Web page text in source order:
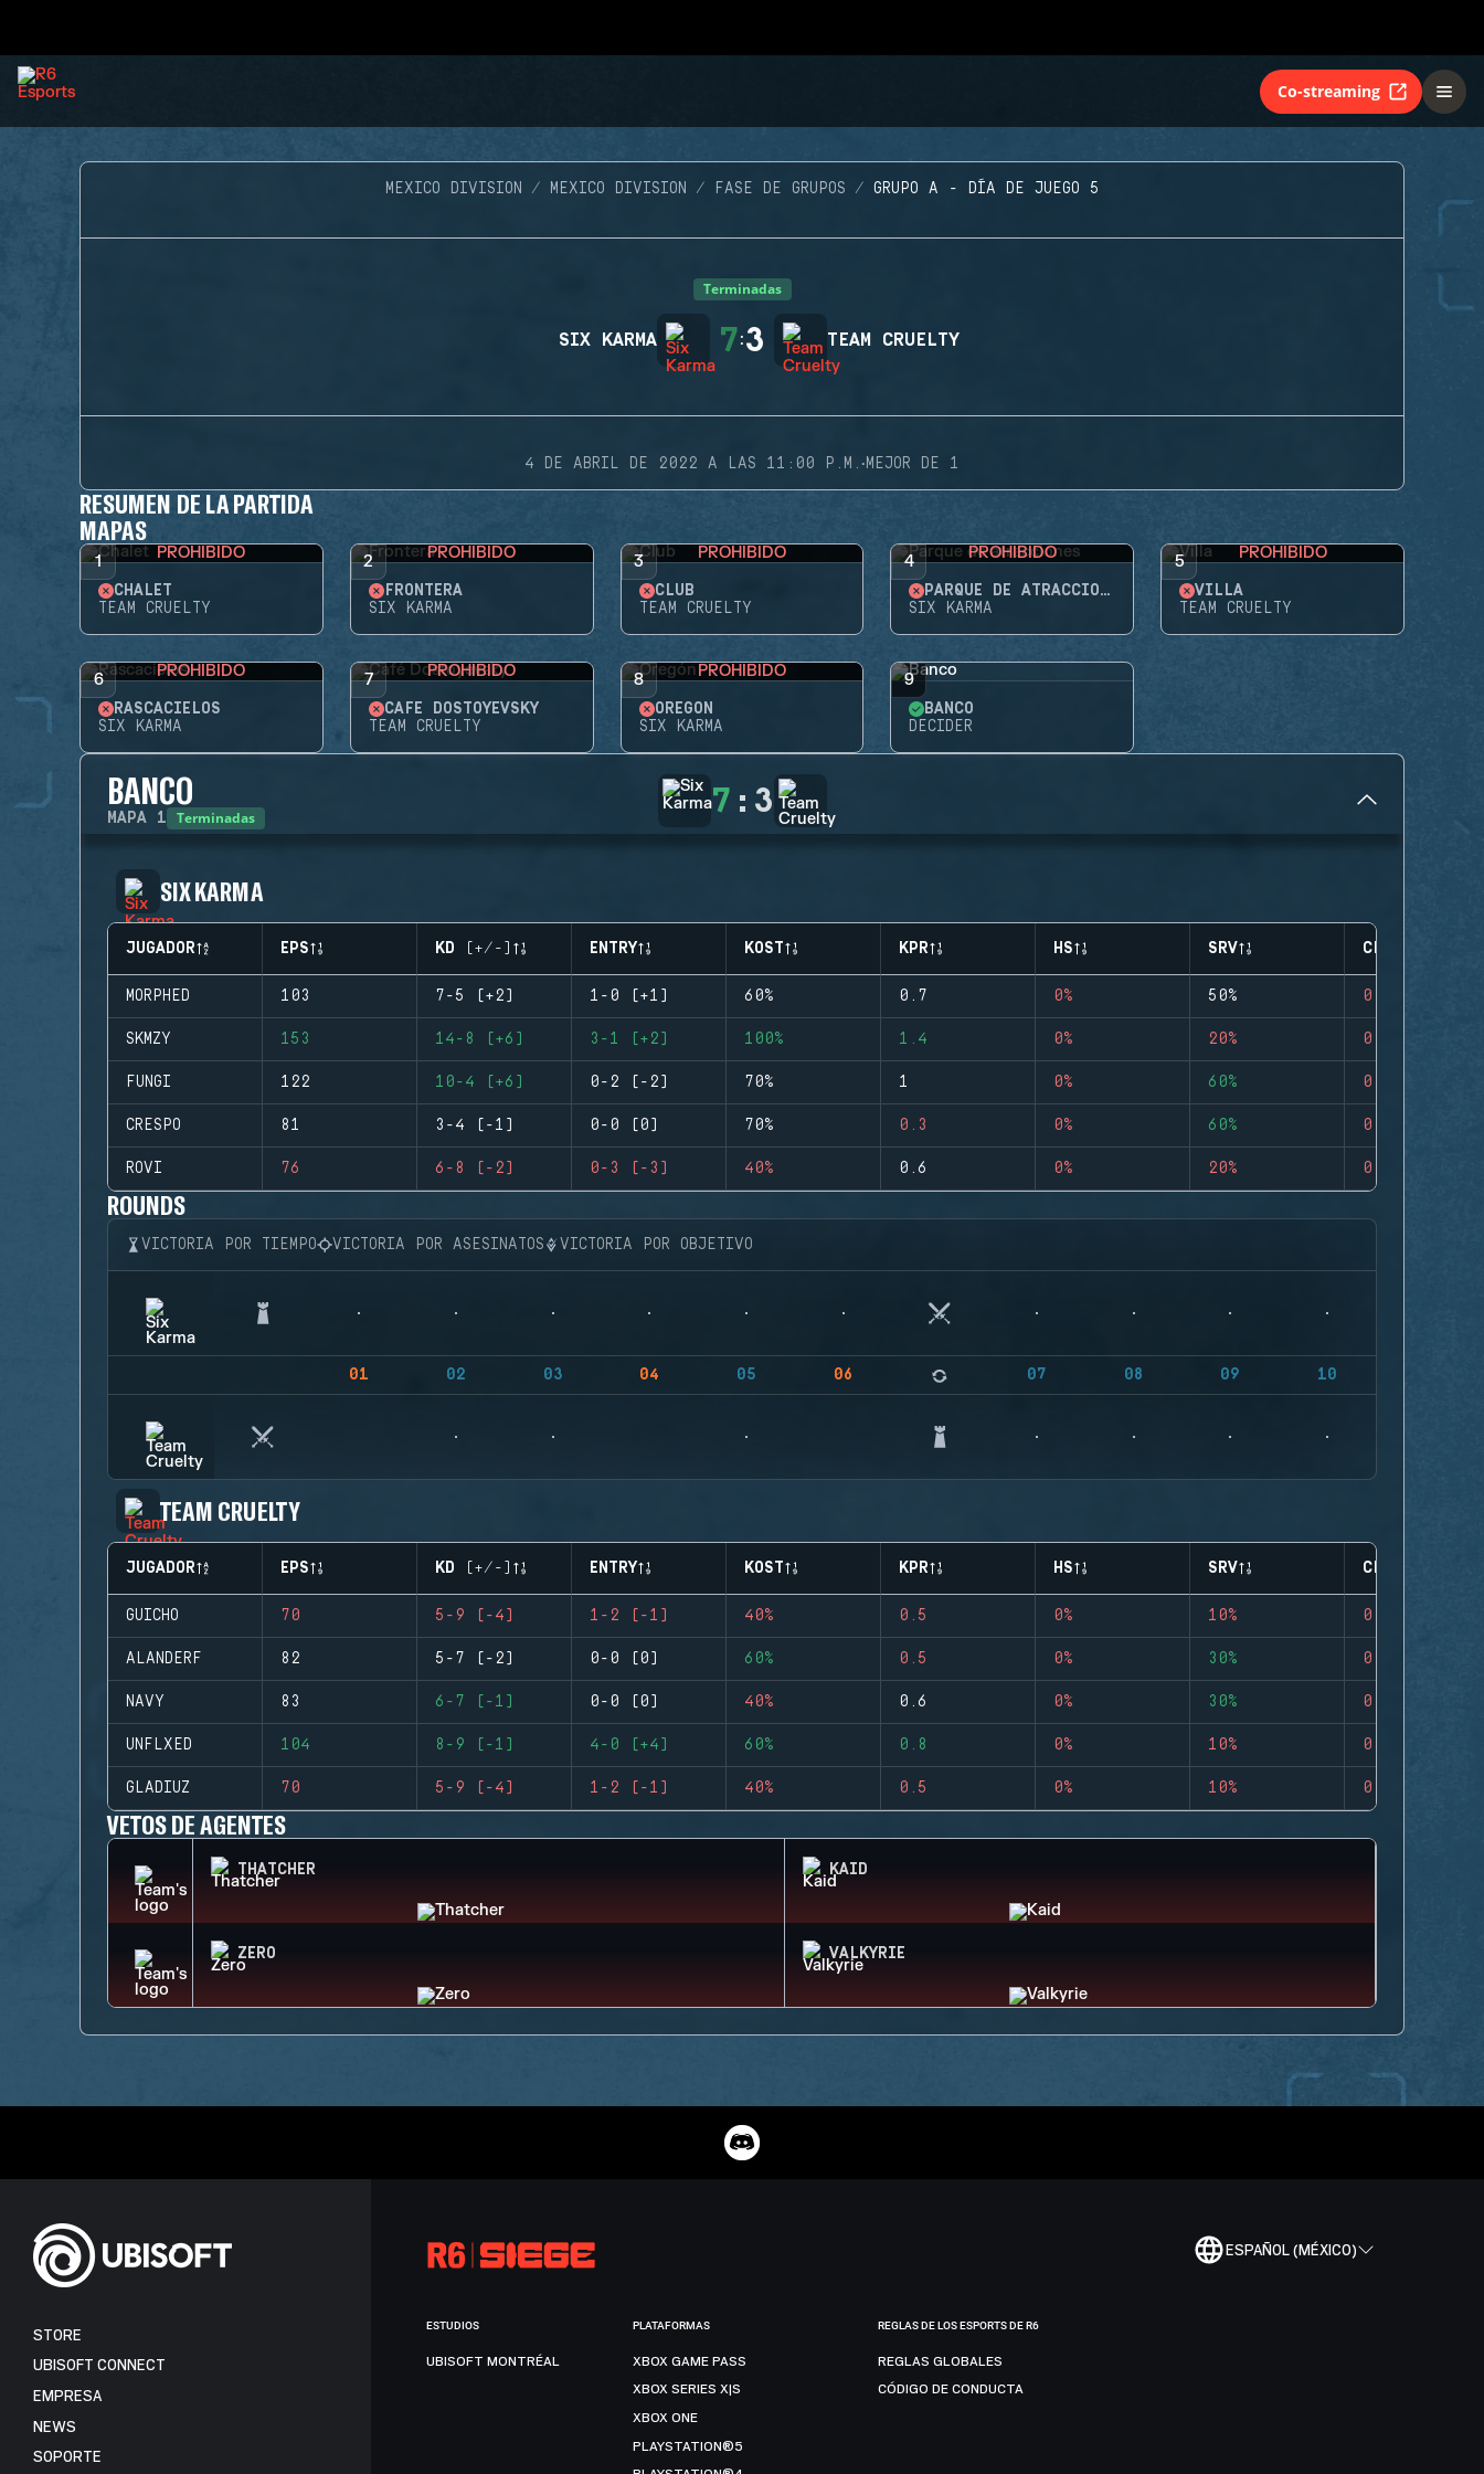
Co-streaming
MEXICO DIVISION MEXICO DIVISION FASE DE GRUPOS GRUPO A - DÍA DE JUEGO 5
Terminadas
SIX KARMA 7:3 TEAM CRUELTY
4 DE ABRIL DE 2022 A LAS 11:00 P.M. ·MEJOR DE 1
RESUMEN DE LA PARTIDA
MAPAS
1 PROHIBIDO
CHALET
TEAM CRUELTY
2 PROHIBIDO
FRONTERA
SIX KARMA
3 PROHIBIDO
CLUB
TEAM CRUELTY
4 PROHIBIDO
PARQUE DE ATRACCIONES
SIX KARMA
5 PROHIBIDO
VILLA
TEAM CRUELTY
6 PROHIBIDO
RASCACIELOS
SIX KARMA
7 PROHIBIDO
CAFÉ DOSTOYEVSKY
TEAM CRUELTY
8 PROHIBIDO
OREGÓN
SIX KARMA
9
BANCO
DECIDER
BANCO
MAPA 1 Terminadas 7 : 3
SIX KARMA
JUGADOR EPS KD (+/-) ENTRY KOST KPR HS SRV CLUTCHES
MORPHED 103 7-5 (+2) 1-0 (+1) 60% 0.7 0% 50% 0
SKMZY 153 14-8 (+6) 3-1 (+2) 100% 1.4 0% 20% 0
FUNGI 122 10-4 (+6) 0-2 (-2) 70% 1 0% 60% 0
CRESPO 81 3-4 (-1) 0-0 (0) 70% 0.3 0% 60% 0
ROVI 76 6-8 (-2) 0-3 (-3) 40% 0.6 0% 20% 0
ROUNDS
VICTORIA POR TIEMPO VICTORIA POR ASESINATOS VICTORIA POR OBJETIVO
01 02 03 04 05 06 07 08 09 10
TEAM CRUELTY
JUGADOR EPS KD (+/-) ENTRY KOST KPR HS SRV CLUTCHES
GUICHO 70 5-9 (-4) 1-2 (-1) 40% 0.5 0% 10% 0
ALANDERF 82 5-7 (-2) 0-0 (0) 60% 0.5 0% 30% 0
NAVY 83 6-7 (-1) 0-0 (0) 40% 0.6 0% 30% 0
UNFLXED 104 8-9 (-1) 4-0 (+4) 60% 0.8 0% 10% 0
GLADIUZ 70 5-9 (-4) 1-2 (-1) 40% 0.5 0% 10% 0
VETOS DE AGENTES
THATCHER KAID
ZERO VALKYRIE
ESPAÑOL (MÉXICO)
STORE
UBISOFT CONNECT
EMPRESA
NEWS
SOPORTE
ESTUDIOS
UBISOFT MONTRÉAL
PLATAFORMAS
XBOX GAME PASS
XBOX SERIES X|S
XBOX ONE
PLAYSTATION®5
REGLAS DE LOS ESPORTS DE R6
REGLAS GLOBALES
CÓDIGO DE CONDUCTA